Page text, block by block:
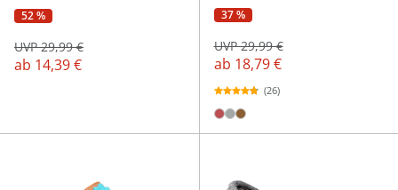
52 %
ab 14,39 €
UVP 29,99 €
37 %
ab 18,79 €
UVP 29,99 €
(26)